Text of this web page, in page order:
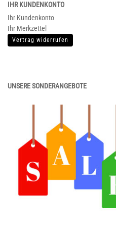
IHR KUNDENKONTO
Ihr Kundenkonto
Ihr Merkzettel
Vertrag widerrufen
UNSERE SONDERANGEBOTE